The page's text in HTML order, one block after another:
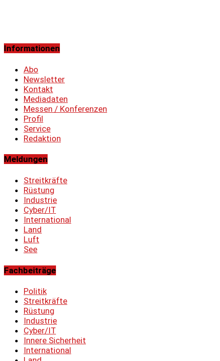
Informationen
Abo
Newsletter
Kontakt
Mediadaten
Messen / Konferenzen
Profil
Service
Redaktion
Meldungen
Streitkräfte
Rüstung
Industrie
Cyber/IT
International
Land
Luft
See
Fachbeiträge
Politik
Streitkräfte
Rüstung
Industrie
Cyber/IT
Innere Sicherheit
International